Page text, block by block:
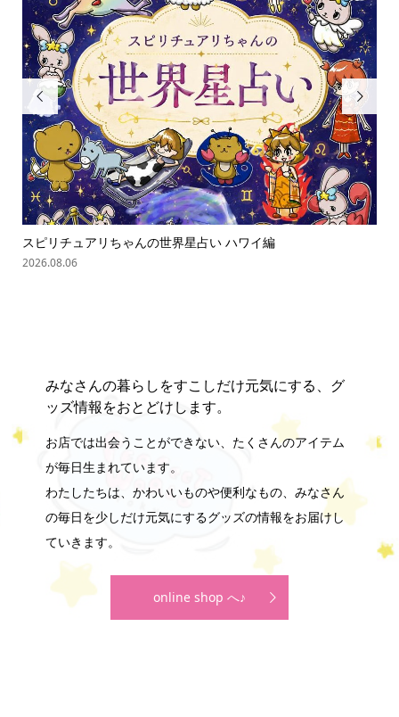

スピリチュアリちゃんの世界星占い ハワイ編
2026.08.06

みなさんの暮らしをすこしだけ元気にする、グ
ッズ情報をおとどけします。
お店では出会うことができない、たくさんのアイテム
が毎日生まれています。
わたしたちは、かわいいものや便利なもの、みなさん
の毎日を少しだけ元気にするグッズの情報をお届けし
ていきます。
online shop へ♪